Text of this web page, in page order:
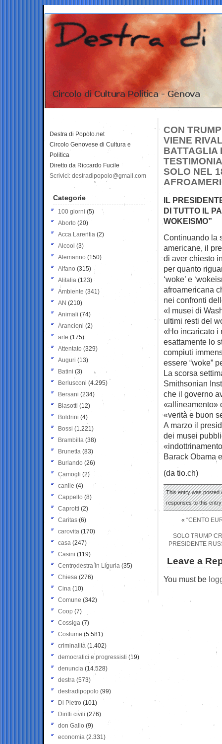
CON
VIENE
BATTAGLIA
SOLO NEL
IL
DI TUTTO IL
WOKEISMO”
Continuando la
americane, il
di aver chiesto
per quanto
‘woke’ e
afroamericana
nei confronti
«I musei di
ultimi resti del
«Ho incaricato i
esattamente lo
compiuti
essere “woke”
La scorsa
Smithsonian
che il governo
«allineamento»
«verità e buon
A marzo il
dei musei
Barack Obama
(da tio.ch)
This entry was posted
responses to this
« “CENTO
SOLO TRUMP
PRESIDENTE
Leave a
You must be
Destra di Popolo.net
Circolo Genovese di Cultura e
Politica
Diretto da Riccardo Fucile
Scrivici: destradipopolo@gmail.com
Categorie
100 giorni (5)
Aborto (20)
Acca Larentia (2)
Alcool (3)
Alemanno (150)
Alfano (315)
Alitalia (123)
Ambiente (341)
AN (210)
Animali (74)
Arancioni (2)
arte (175)
Attentato (329)
Auguri (13)
Batini (3)
Berlusconi (4.295)
Bersani (234)
Biasotti (12)
Boldrini (4)
Bossi (1.221)
Brambilla (38)
Brunetta (83)
Burlando (26)
Camogli (2)
canile (4)
Cappello (8)
Caprotti (2)
Caritas (6)
carovita (170)
casa (247)
Casini (119)
Centrodestra in Liguria (35)
Chiesa (276)
Cina (10)
Comune (342)
Coop (7)
Cossiga (7)
Costume (5.581)
criminalità (1.402)
democratici e progressisti (19)
denuncia (14.528)
destra (573)
destradipopolo (99)
Di Pietro (101)
Diritti civili (276)
don Gallo (9)
economia (2.331)